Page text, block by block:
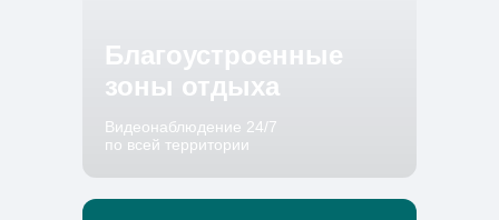
Благоустроенные
зоны отдыха
Видеонаблюдение 24/7
по всей территории